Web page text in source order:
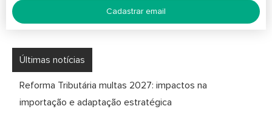
Cadastrar email
Últimas notícias
Reforma Tributária multas 2027: impactos na
importação e adaptação estratégica